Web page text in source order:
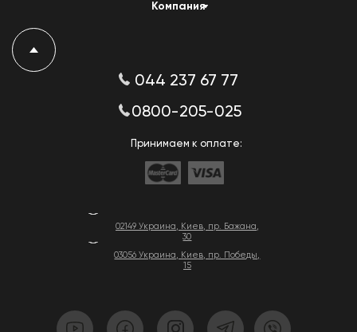
02149 Украина, Киев, пр. Бажана,
30
03056 Украина, Киев, пр. Победы,
15
Компания
044 237 67 77
0800-205-025
Принимаем к оплате: